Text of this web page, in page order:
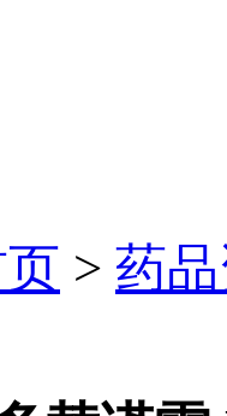
> 药